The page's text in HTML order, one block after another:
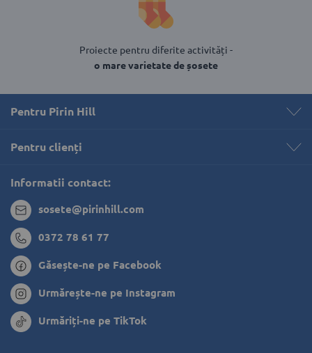
Proiecte pentru diferite activități -
o mare varietate de șosete
Pentru Pirin Hill
Pentru clienți
Informatii contact:
sosete@pirinhill.com
0372 78 61 77
Găsește-ne pe Facebook
Urmărește-ne pe Instagram
Urmăriți-ne pe TikTok